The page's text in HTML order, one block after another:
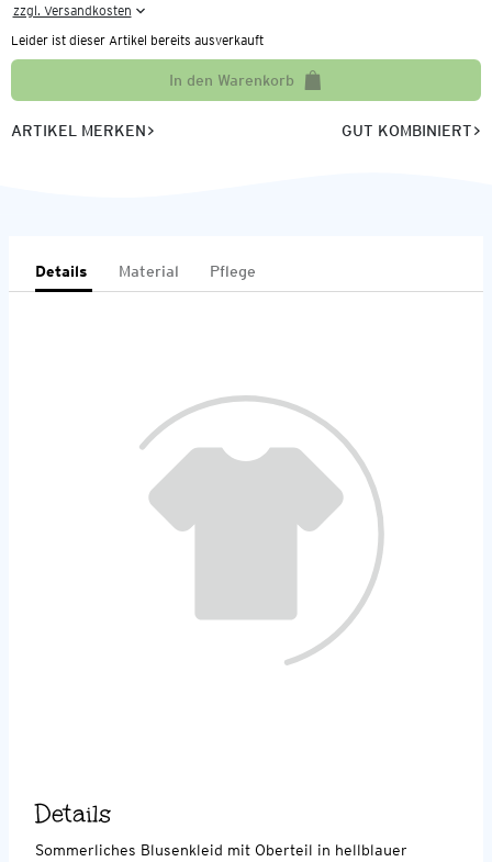
zzgl. Versandkosten
Leider ist dieser Artikel bereits ausverkauft
In den Warenkorb
ARTIKEL MERKEN GUT KOMBINIERT
Details Material Pflege
Details
Sommerliches Blusenkleid mit Oberteil in hellblauer